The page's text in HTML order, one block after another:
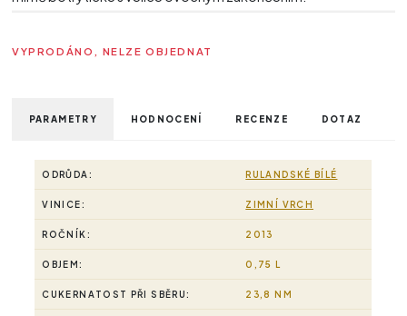
VYPRODÁNO, NELZE OBJEDNAT
PARAMETRY HODNOCENÍ RECENZE DOTAZ
ODRŮDA: RULANDSKÉ BÍLÉ
VINICE: ZIMNÍ VRCH
ROČNÍK: 2013
OBJEM: 0,75 L
CUKERNATOST PŘI SBĚRU: 23,8 NM